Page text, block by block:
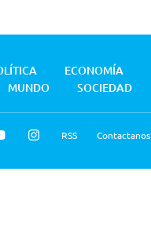
ECONOMÍA
MUNDO SOCIEDAD
RSS Contactanos